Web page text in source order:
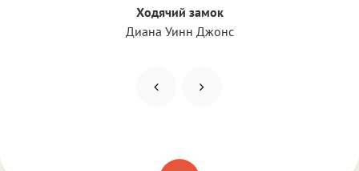
Ходячий замок
Диана Уинн Джонс